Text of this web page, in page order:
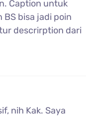
Caption untuk
bisa jadi poin
descrirption dari
nih Kak. Saya